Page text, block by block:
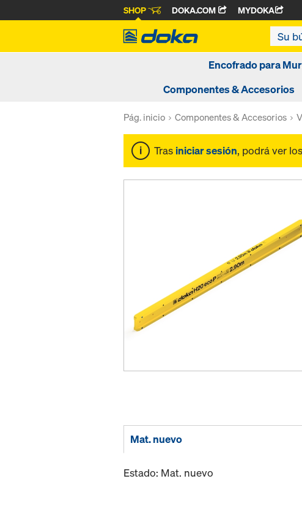
SHOP DOKA.COM MYDOKA
Encofrado para
Componentes & Accesorios
Pág. inicio Componentes & Accesorios
Tras iniciar sesión, podrá ver
Mat. nuevo
Estado: Mat. nuevo